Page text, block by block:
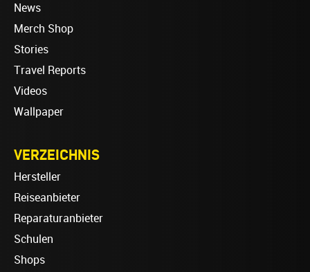
News
Merch Shop
Stories
Travel Reports
Videos
Wallpaper
VERZEICHNIS
Hersteller
Reiseanbieter
Reparaturanbieter
Schulen
Shops